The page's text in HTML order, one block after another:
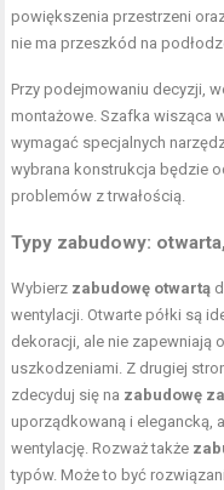
powiększenia przestrzeni
nie ma przeszkód na
Przy podejmowaniu decyzji,
montażowe. Szafka wisząca
wymagać specjalnych
wybrana konstrukcja będzie
problemów z trwałością.
Typy zabudowy:
Wybierz zabudowę otwartą
wentylacji. Otwarte półki są
dekoracji, ale nie zapewniają
uszkodzeniami. Z drugiej
zdecyduj się na zabudowę
uporządkowaną i elegancką,
wentylację. Rozważ także
typów. Może to być